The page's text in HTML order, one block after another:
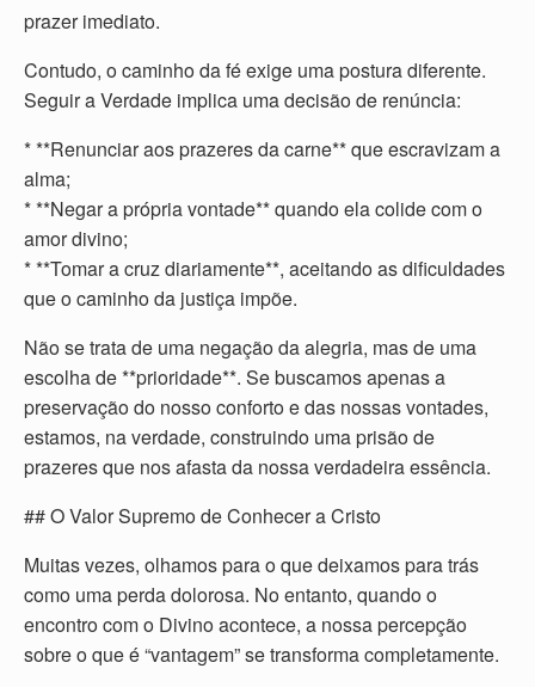
prazer imediato.
Contudo, o caminho da fé exige uma postura diferente.
Seguir a Verdade implica uma decisão de renúncia:
* **Renunciar aos prazeres da carne** que escravizam a
alma;
* **Negar a própria vontade** quando ela colide com o
amor divino;
* **Tomar a cruz diariamente**, aceitando as dificuldades
que o caminho da justiça impõe.
Não se trata de uma negação da alegria, mas de uma
escolha de **prioridade**. Se buscamos apenas a
preservação do nosso conforto e das nossas vontades,
estamos, na verdade, construindo uma prisão de
prazeres que nos afasta da nossa verdadeira essência.
## O Valor Supremo de Conhecer a Cristo
Muitas vezes, olhamos para o que deixamos para trás
como uma perda dolorosa. No entanto, quando o
encontro com o Divino acontece, a nossa percepção
sobre o que é “vantagem” se transforma completamente.